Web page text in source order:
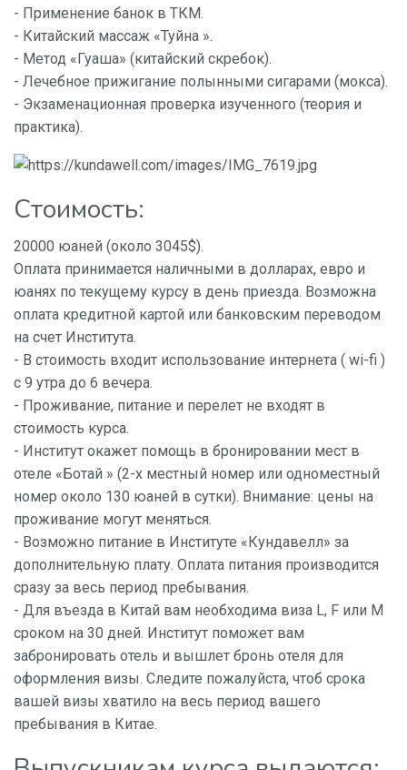
- Применение банок в ТКМ.
- Китайский массаж «Туйна ».
- Метод «Гуаша» (китайский скребок).
- Лечебное прижигание полынными сигарами (мокса).
- Экзаменационная проверка изученного (теория и
практика).
Стоимость:
20000 юаней (около 3045$).
Оплата принимается наличными в долларах, евро и
юанях по текущему курсу в день приезда. Возможна
оплата кредитной картой или банковским переводом
на счет Института.
- В стоимость входит использование интернета ( wi-fi )
с 9 утра до 6 вечера.
- Проживание, питание и перелет не входят в
стоимость курса.
- Институт окажет помощь в бронировании мест в
отеле «Ботай » (2-х местный номер или одноместный
номер около 130 юаней в сутки). Внимание: цены на
проживание могут меняться.
- Возможно питание в Институте «Кундавелл» за
дополнительную плату. Оплата питания производится
сразу за весь период пребывания.
- Для въезда в Китай вам необходима виза L, F или M
сроком на 30 дней. Институт поможет вам
забронировать отель и вышлет бронь отеля для
оформления визы. Следите пожалуйста, чтоб срока
вашей визы хватило на весь период вашего
пребывания в Китае.